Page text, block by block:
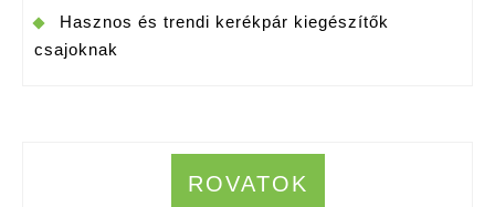
Hasznos és trendi kerékpár kiegészítők
csajoknak
ROVATOK